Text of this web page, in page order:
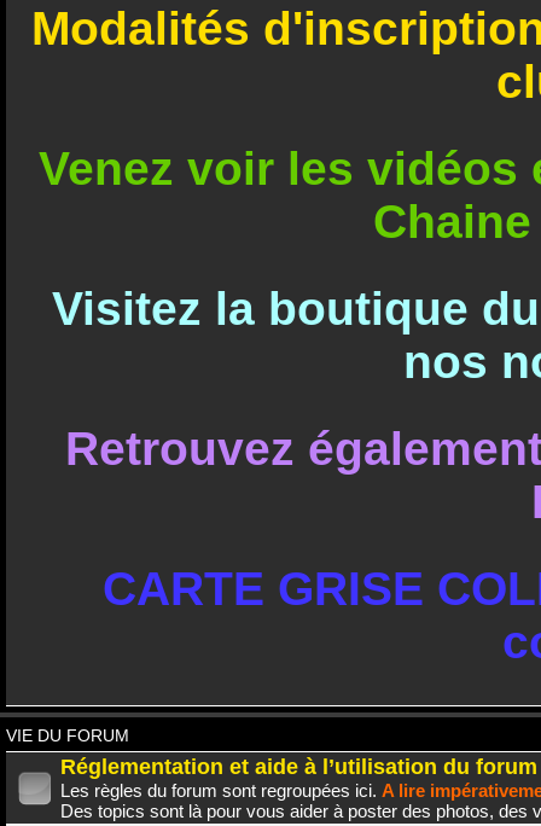
Modalités
Venez voir les
Visitez la boutique
nos
Retrouvez
CARTE GRISE
VIE DU FORUM
Réglementation et aide à l’utilisation du forum
Les règles du forum sont regroupées ici. A lire
Des topics sont là pour vous aider à poster des photos, des